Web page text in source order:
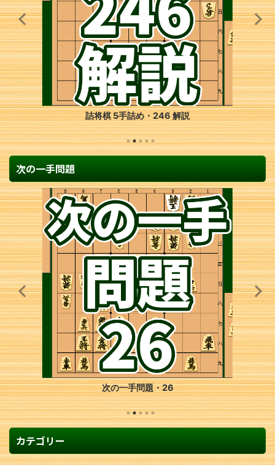
詰将棋 5手詰め・246 解説
次の一手問題
次の一手問題・26
カテゴリー